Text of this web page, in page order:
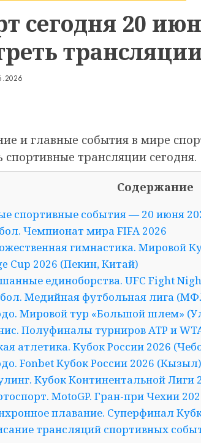
сегодня 20
и главные события в мире
спортивные трансляции сегодня.
Содержание
спортивные события — 20 июня
Чемпионат мира FIFA 2026
гимнастика. Мировой
Cup 2026 (Пекин, Китай)
единоборства. UFC Fight
Медийная футбольная лига
Мировой тур «Большой шлем»
Полуфиналы турниров ATP и
атлетика. Кубок России 2026
Fonbet Кубок России 2026 (Кызыл)
Кубок Континентальной Лиги
MotoGP. Гран-при Чехии
плавание. Суперфинал
трансляций спортивных